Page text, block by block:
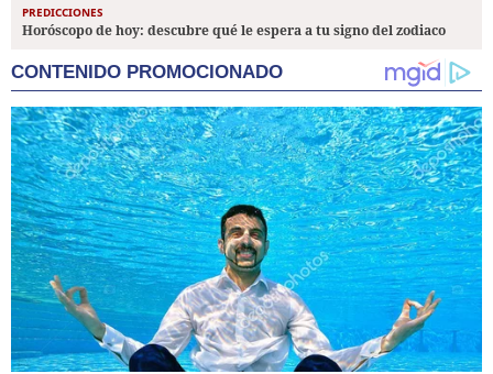
PREDICCIONES
Horóscopo de hoy: descubre qué le espera a tu signo del zodiaco
CONTENIDO PROMOCIONADO